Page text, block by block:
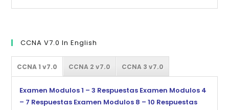
CCNA V7.0 In English
CCNA 1 v7.0 CCNA 2 v7.0 CCNA 3 v7.0
Examen Modulos 1 – 3 Respuestas Examen Modulos 4
– 7 Respuestas Examen Modulos 8 – 10 Respuestas